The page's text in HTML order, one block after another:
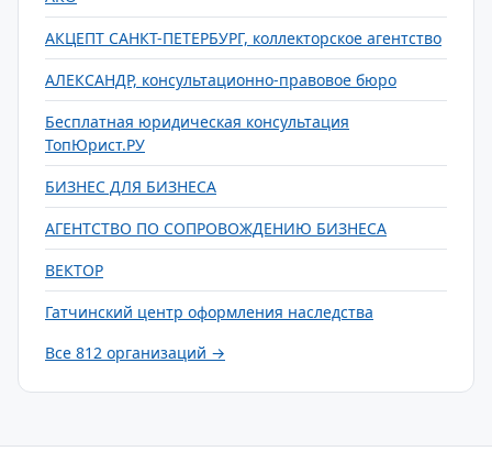
АКЦЕПТ САНКТ-ПЕТЕРБУРГ, коллекторское агентство
АЛЕКСАНДР, консультационно-правовое бюро
Бесплатная юридическая консультация
ТопЮрист.РУ
БИЗНЕС ДЛЯ БИЗНЕСА
АГЕНТСТВО ПО СОПРОВОЖДЕНИЮ БИЗНЕСА
ВЕКТОР
Гатчинский центр оформления наследства
Все 812 организаций →